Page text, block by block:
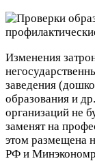
Изменения
заведения
образования и
организаций не
заменят на
этом размещена
РФ и